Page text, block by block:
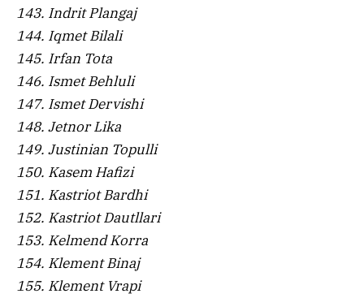
143. Indrit Plangaj
144. Iqmet Bilali
145. Irfan Tota
146. Ismet Behluli
147. Ismet Dervishi
148. Jetnor Lika
149. Justinian Topulli
150. Kasem Hafizi
151. Kastriot Bardhi
152. Kastriot Dautllari
153. Kelmend Korra
154. Klement Binaj
155. Klement Vrapi